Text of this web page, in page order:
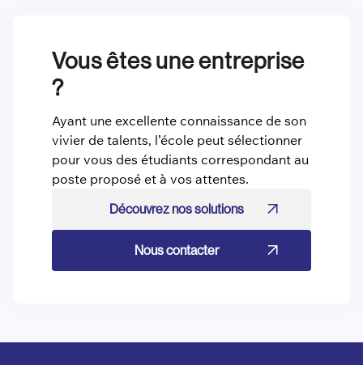
Vous êtes une entreprise
?
Ayant une excellente connaissance de son
vivier de talents, l’école peut sélectionner
pour vous des étudiants correspondant au
poste proposé et à vos attentes.
Découvrez nos solutions
Nous contacter